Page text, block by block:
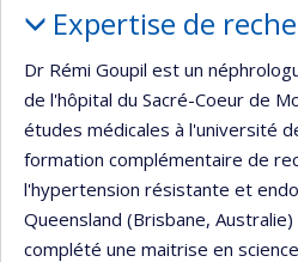
Expertise de
Dr Rémi Goupil est un
de l'hôpital du Sacré-Coeur de
études médicales à l'université
formation complémentaire de
l'hypertension résistante et
Queensland (Brisbane,
complété une maitrise en